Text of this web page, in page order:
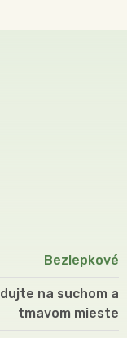
Bezlepkové
na suchom a
tmavom mieste